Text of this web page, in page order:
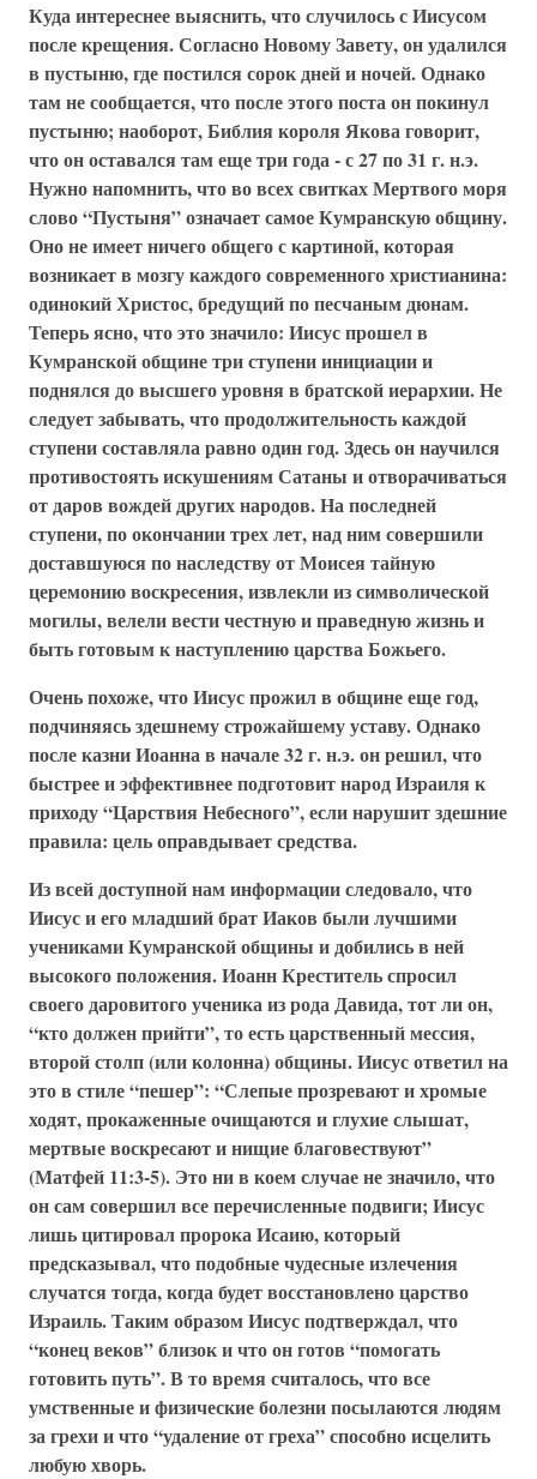
Куда интереснее выяснить, что случилось с Иисусом
после крещения. Согласно Новому Завету, он удалился
в пустыню, где постился сорок дней и ночей. Однако
там не сообщается, что после этого поста он покинул
пустыню; наоборот, Библия короля Якова говорит,
что он оставался там еще три года - с 27 по 31 г. н.э.
Нужно напомнить, что во всех свитках Мертвого моря
слово “Пустыня” означает самое Кумранскую общину.
Оно не имеет ничего общего с картиной, которая
возникает в мозгу каждого современного христианина:
одинокий Христос, бредущий по песчаным дюнам.
Теперь ясно, что это значило: Иисус прошел в
Кумранской общине три ступени инициации и
поднялся до высшего уровня в братской иерархии. Не
следует забывать, что продолжительность каждой
ступени составляла равно один год. Здесь он научился
противостоять искушениям Сатаны и отворачиваться
от даров вождей других народов. На последней
ступени, по окончании трех лет, над ним совершили
доставшуюся по наследству от Моисея тайную
церемонию воскресения, извлекли из символической
могилы, велели вести честную и праведную жизнь и
быть готовым к наступлению царства Божьего.
Очень похоже, что Иисус прожил в общине еще год,
подчиняясь здешнему строжайшему уставу. Однако
после казни Иоанна в начале 32 г. н.э. он решил, что
быстрее и эффективнее подготовит народ Израиля к
приходу “Царствия Небесного”, если нарушит здешние
правила: цель оправдывает средства.
Из всей доступной нам информации следовало, что
Иисус и его младший брат Иаков были лучшими
учениками Кумранской общины и добились в ней
высокого положения. Иоанн Креститель спросил
своего даровитого ученика из рода Давида, тот ли он,
“кто должен прийти”, то есть царственный мессия,
второй столп (или колонна) общины. Иисус ответил на
это в стиле “пешер”: “Слепые прозревают и хромые
ходят, прокаженные очищаются и глухие слышат,
мертвые воскресают и нищие благовествуют”
(Матфей 11:3-5). Это ни в коем случае не значило, что
он сам совершил все перечисленные подвиги; Иисус
лишь цитировал пророка Исаию, который
предсказывал, что подобные чудесные излечения
случатся тогда, когда будет восстановлено царство
Израиль. Таким образом Иисус подтверждал, что
“конец веков” близок и что он готов “помогать
готовить путь”. В то время считалось, что все
умственные и физические болезни посылаются людям
за грехи и что “удаление от греха” способно исцелить
любую хворь.